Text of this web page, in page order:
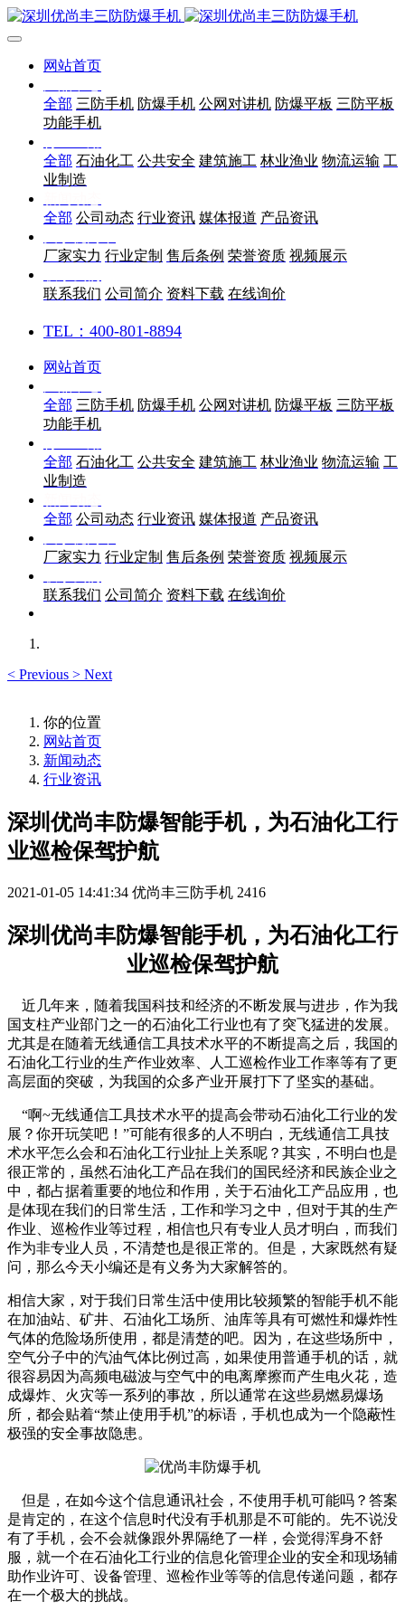
网站首页
全部 三防手机 防爆手机 公网对讲机 防爆平板 三防平板
功能手机
全部 石油化工 公共安全 建筑施工 林业渔业 物流运输 工
业制造
全部 公司动态 行业资讯 媒体报道 产品资讯
厂家实力 行业定制 售后条例 荣誉资质 视频展示
联系我们 公司简介 资料下载 在线询价
TEL：400-801-8894
网站首页
全部 三防手机 防爆手机 公网对讲机 防爆平板 三防平板
功能手机
全部 石油化工 公共安全 建筑施工 林业渔业 物流运输 工
业制造
全部 公司动态 行业资讯 媒体报道 产品资讯
厂家实力 行业定制 售后条例 荣誉资质 视频展示
联系我们 公司简介 资料下载 在线询价
< Previous > Next
你的位置
网站首页
新闻动态
行业资讯
深圳优尚丰防爆智能手机，为石油化工行
业巡检保驾护航
2021-01-05 14:41:34 优尚丰三防手机 2416
深圳优尚丰防爆智能手机，为石油化工行
业巡检保驾护航
近几年来，随着我国科技和经济的不断发展与进步，作为我
国支柱产业部门之一的石油化工行业也有了突飞猛进的发展。
尤其是在随着无线通信工具技术水平的不断提高之后，我国的
石油化工行业的生产作业效率、人工巡检作业工作率等有了更
高层面的突破，为我国的众多产业开展打下了坚实的基础。
“啊~无线通信工具技术水平的提高会带动石油化工行业的发
展？你开玩笑吧！”可能有很多的人不明白，无线通信工具技
术水平怎么会和石油化工行业扯上关系呢？其实，不明白也是
很正常的，虽然石油化工产品在我们的国民经济和民族企业之
中，都占据着重要的地位和作用，关于石油化工产品应用，也
是体现在我们的日常生活，工作和学习之中，但对于其的生产
作业、巡检作业等过程，相信也只有专业人员才明白，而我们
作为非专业人员，不清楚也是很正常的。但是，大家既然有疑
问，那么今天小编还是有义务为大家解答的。
相信大家，对于我们日常生活中使用比较频繁的智能手机不能
在加油站、矿井、石油化工场所、油库等具有可燃性和爆炸性
气体的危险场所使用，都是清楚的吧。因为，在这些场所中，
空气分子中的汽油气体比例过高，如果使用普通手机的话，就
很容易因为高频电磁波与空气中的电离摩擦而产生电火花，造
成爆炸、火灾等一系列的事故，所以通常在这些易燃易爆场
所，都会贴着“禁止使用手机”的标语，手机也成为一个隐蔽性
极强的安全事故隐患。
但是，在如今这个信息通讯社会，不使用手机可能吗？答案
是肯定的，在这个信息时代没有手机那是不可能的。先不说没
有了手机，会不会就像跟外界隔绝了一样，会觉得浑身不舒
服，就一个在石油化工行业的信息化管理企业的安全和现场辅
助作业许可、设备管理、巡检作业等等的信息传递问题，都存
在一个极大的挑战。